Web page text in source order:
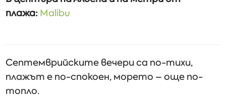
плажа: Malibu
Септемврийските вечери са по-тихи,
плажът е по-спокоен, морето – още по-
топло.